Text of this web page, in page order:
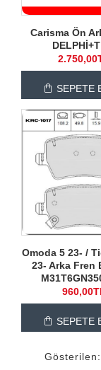
Carisma Ön
SEPETE
Omoda 5 23- /
23- Arka Fren
SEPETE